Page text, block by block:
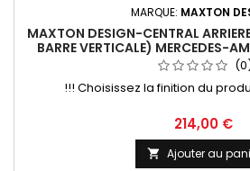
MARQUE: MAXTON
MAXTON DESIGN-CENTRAL
BARRE VERTICALE) MERCEDES-
AMG AERO PACK C205
!!! Choisissez la finition du
Prix
214,00 €
 Ajouter au